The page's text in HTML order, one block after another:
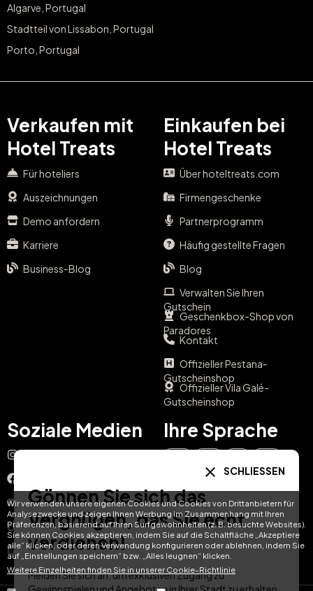
Wir verwenden unsere eigenen Cookies und Cookies von Drittanbietern für
Analysezwecke und zeigen Ihnen Werbung im Zusammenhang mit Ihren
Präferenzen, basierend auf Ihren Surfgewohnheiten (z. B. besuchte Websites).
Sie können Cookies akzeptieren, indem Sie auf die Schaltfläche „Akzeptiere
alle“ klicken, oder deren Verwendung konfigurieren oder ablehnen, indem Sie
auf „Einstellungen speichern“ bzw. „Alles leugnen“ klicken.
Weitere Einzelheiten finden Sie in unserer Cookie-Richtlinie
Algarve, Portugal
Stadtteil von Lissabon, Portugal
Porto, Portugal
Verkaufen mit
Hotel Treats
Für hoteliers
Auszeichnungen
Demo anfordern
Karriere
Business-Blog
Einkaufen bei
Hotel Treats
Über hoteltreats.com
Firmengeschenke
Partnerprogramm
Häufig gestellte Fragen
Blog
Verwalten Sie Ihren
Gutschein
Geschenkbox-Shop von
Paradores
Kontakt
Offizieller Pestana-
Gutscheinshop
Offizieller Vila Galé-
Gutscheinshop
Soziale Medien
YouTube
TikTok
LinkedIn
Ihre Sprache
DE FR
SCHLIESSEN
Gönnen Sie sich das
Vergnügen, das Sie echt
verdienen!
Melden Sie sich an, um exklusiven Zugang zu